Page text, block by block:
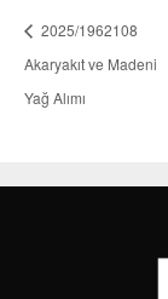
2025/1962108
Akaryakıt ve Madeni
Yağ Alımı